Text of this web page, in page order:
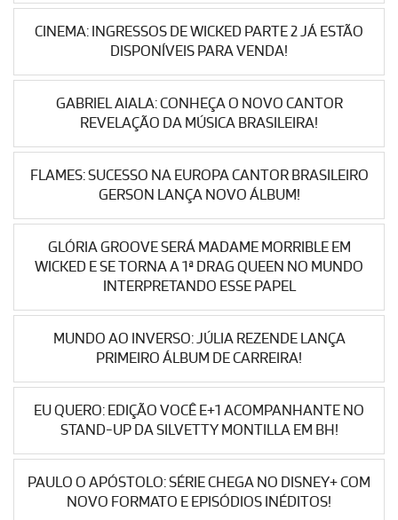
CINEMA: INGRESSOS DE WICKED PARTE 2 JÁ ESTÃO
DISPONÍVEIS PARA VENDA!
GABRIEL AIALA: CONHEÇA O NOVO CANTOR
REVELAÇÃO DA MÚSICA BRASILEIRA!
FLAMES: SUCESSO NA EUROPA CANTOR BRASILEIRO
GERSON LANÇA NOVO ÁLBUM!
GLÓRIA GROOVE SERÁ MADAME MORRIBLE EM
WICKED E SE TORNA A 1ª DRAG QUEEN NO MUNDO
INTERPRETANDO ESSE PAPEL
MUNDO AO INVERSO: JÚLIA REZENDE LANÇA
PRIMEIRO ÁLBUM DE CARREIRA!
EU QUERO: EDIÇÃO VOCÊ E+1 ACOMPANHANTE NO
STAND-UP DA SILVETTY MONTILLA EM BH!
PAULO O APÓSTOLO: SÉRIE CHEGA NO DISNEY+ COM
NOVO FORMATO E EPISÓDIOS INÉDITOS!